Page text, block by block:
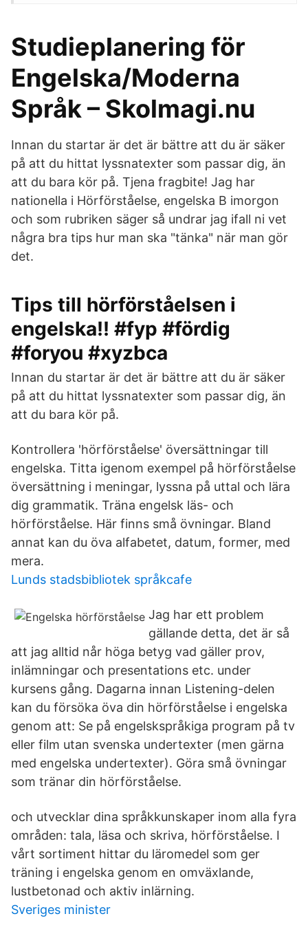
Studieplanering för
Engelska/Moderna
Språk – Skolmagi.nu
Innan du startar är det är bättre att du är säker
på att du hittat lyssnatexter som passar dig, än
att du bara kör på. Tjena fragbite! Jag har
nationella i Hörförståelse, engelska B imorgon
och som rubriken säger så undrar jag ifall ni vet
några bra tips hur man ska "tänka" när man gör
det.
Tips till hörförståelsen i
engelska!! #fyp #fördig
#foryou #xyzbca
Innan du startar är det är bättre att du är säker
på att du hittat lyssnatexter som passar dig, än
att du bara kör på.
Kontrollera 'hörförståelse' översättningar till
engelska. Titta igenom exempel på hörförståelse
översättning i meningar, lyssna på uttal och lära
dig grammatik. Träna engelsk läs- och
hörförståelse. Här finns små övningar. Bland
annat kan du öva alfabetet, datum, former, med
mera.
Lunds stadsbibliotek språkcafe
Jag har ett problem
gällande detta, det är så
att jag alltid når höga betyg vad gäller prov,
inlämningar och presentations etc. under
kursens gång. Dagarna innan Listening-delen
kan du försöka öva din hörförståelse i engelska
genom att: Se på engelskspråkiga program på tv
eller film utan svenska undertexter (men gärna
med engelska undertexter). Göra små övningar
som tränar din hörförståelse.
och utvecklar dina språkkunskaper inom alla fyra
områden: tala, läsa och skriva, hörförståelse. I
vårt sortiment hittar du läromedel som ger
träning i engelska genom en omväxlande,
lustbetonad och aktiv inlärning.
Sveriges minister